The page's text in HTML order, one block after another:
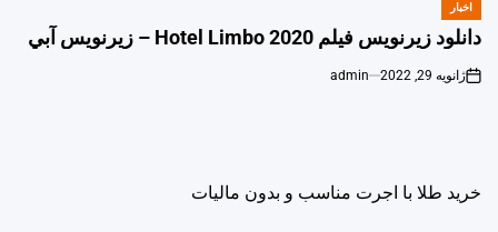
POSTED
اخبار
دانلود زیرنویس فیلم Hotel Limbo 2020 – زيرنويس آبي
on
ژانویه 29, 2022 admin
خرید طلا با اجرت مناسب و بدون مالیات